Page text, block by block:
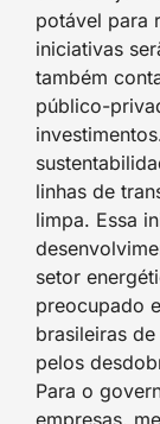
potável para
iniciativas
também
público-
linhas de
limpa. Essa
setor
preocupado
brasileiras
pelos
Para o